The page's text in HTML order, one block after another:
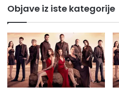
Objave iz iste kategorije